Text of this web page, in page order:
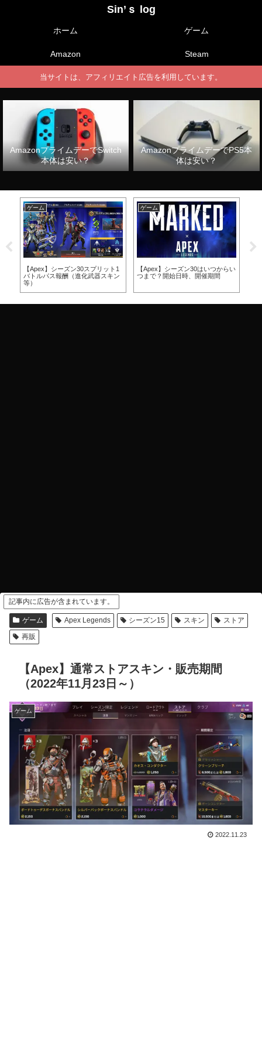
Sin’ｓ log
ホーム ゲーム
Amazon Steam
当サイトは、アフィリエイト広告を利用しています。
AmazonプライムデーでSwitch
本体は安い？
AmazonプライムデーでPS5本
体は安い？
ゲーム
【Apex】シーズン30スプリット1
バトルパス報酬（進化武器スキン
等）
ゲーム
【Apex】シーズン30はいつからい
つまで？開始日時、開催期間
記事内に広告が含まれています。
ゲーム Apex Legends シーズン15 スキン
ストア
再販
【Apex】通常ストアスキン・販売期間
（2022年11月23日～）
ゲーム
2022.11.23